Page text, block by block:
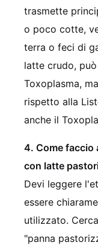
trasmette
o poco cotte,
terra o feci di
latte crudo,
Toxoplasma,
rispetto alla
anche il
4. Come faccio
con latte
Devi leggere
essere
utilizzato.
"panna